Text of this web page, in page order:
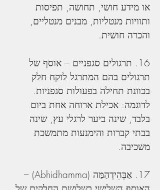
או מידע חושי, תחושה, תפיסות
ותוויות מנטליות, מבנים מנטליים,
והכרה חושית.
16. תרגולים סגפניים – אוסף של
תרגולים בהם המתרגל לוקח חלק
בכוונת תחילה בפעולות סגפניות.
לדוגמה: אכילת ארוחה אחת ביום
בלבד, שינה ביער לרגלי עץ, שינה
בבתי קברות והימנעות מתמשכת
משכיבה.
17. אַבְּהִידְהַמַּה (Abhidhamma) –